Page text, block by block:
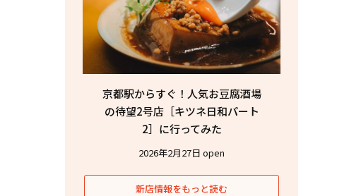
京都駅からすぐ！人気お豆腐酒場
の待望2号店［キツネ日和パート
2］に行ってみた
2026年2月27日 open
新店情報をもっと読む